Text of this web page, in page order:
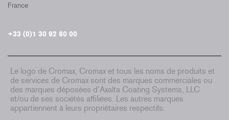
France
+33 (0)1 30 92 80 00
Le logo de Cromax, Cromax et tous les noms de produits et
de services de Cromax sont des marques commerciales ou
des marques déposées d’Axalta Coating Systems, LLC
et/ou de ses sociétés affiliées. Les autres marques
appartiennent à leurs propriétaires respectifs.